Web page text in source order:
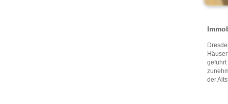
geführt
der